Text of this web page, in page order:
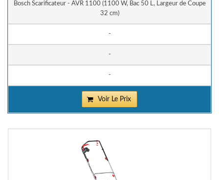
Bosch Scarificateur - AVR 1100 (1100 W, Bac 50 L, Largeur de Coupe
32 cm)
-
-
-
Voir Le Prix